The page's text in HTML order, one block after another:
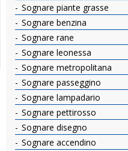
Sognare piante grasse
Sognare benzina
Sognare rane
Sognare leonessa
Sognare metropolitana
Sognare passeggino
Sognare lampadario
Sognare pettirosso
Sognare disegno
Sognare accendino